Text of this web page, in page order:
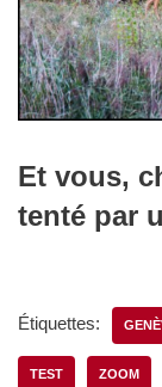
Et vous,
tenté par
Étiquettes:
TEST ZOOM